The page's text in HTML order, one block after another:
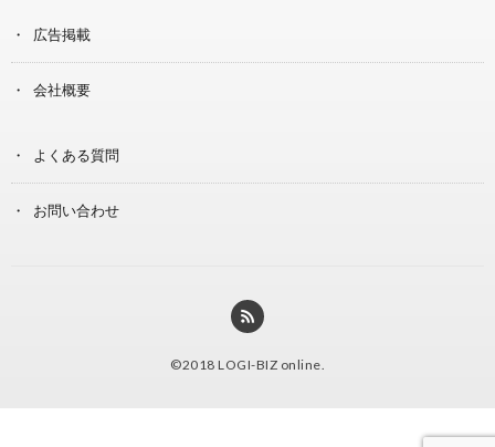
広告掲載
会社概要
よくある質問
お問い合わせ
©2018 LOGI-BIZ online